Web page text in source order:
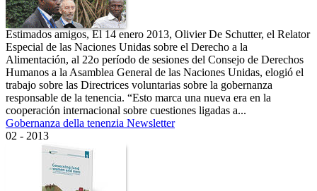
Estimados amigos, El 14 enero 2013, Olivier De Schutter, el Relator
Especial de las Naciones Unidas sobre el Derecho a la
Alimentación, al 22o período de sesiones del Consejo de Derechos
Humanos a la Asamblea General de las Naciones Unidas, elogió el
trabajo sobre las Directrices voluntarias sobre la gobernanza
responsable de la tenencia. “Esto marca una nueva era en la
cooperación internacional sobre cuestiones ligadas a...
Gobernanza della tenenzia Newsletter
02 - 2013